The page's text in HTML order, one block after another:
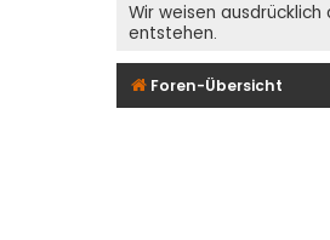
Wir weisen
entstehen.
Foren-Übersicht